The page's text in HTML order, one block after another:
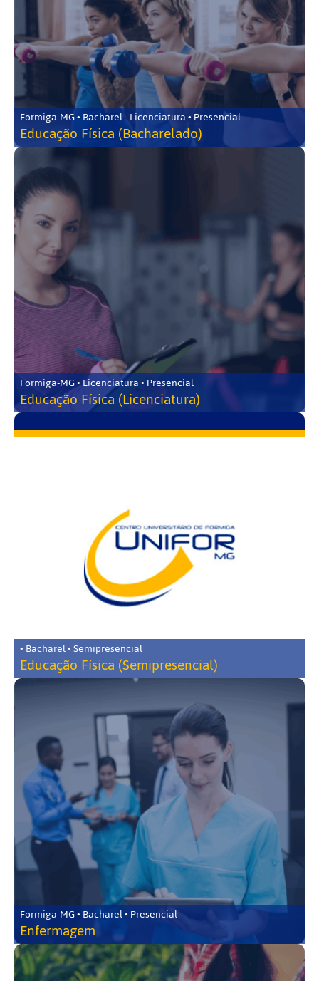
Formiga-MG • Bacharel - Licenciatura • Presencial
Educação Física (Bacharelado)
Formiga-MG • Licenciatura • Presencial
Educação Física (Licenciatura)
• Bacharel • Semipresencial
Educação Física (Semipresencial)
Formiga-MG • Bacharel • Presencial
Enfermagem